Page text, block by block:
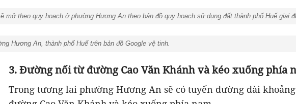
mở theo quy hoạch ở phường Hương An theo bản đồ quy hoạch sử dụng đất thành phố Huế giai
Hương An, thành phố Huế trên bản đồ Google vệ tinh.
3. Đường nối từ đường Cao Văn Khánh và kéo xuống phía
Trong tương lai phường Hương An sẽ có tuyến đường dài khoảng